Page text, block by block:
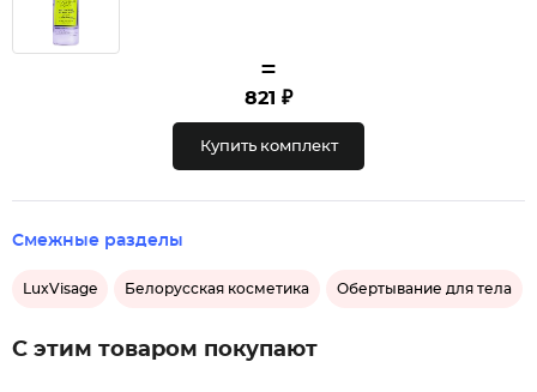
=
821 ₽
Купить комплект
Смежные разделы
LuxVisage Белорусская косметика Обертывание для тела
С этим товаром покупают